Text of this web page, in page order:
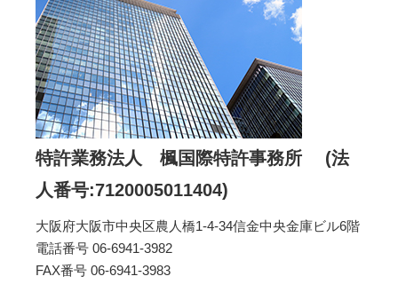
特許業務法人 楓国際特許事務所 (法
人番号:7120005011404)
大阪府大阪市中央区農人橋1-4-34信金中央金庫ビル6階
電話番号 06-6941-3982
FAX番号 06-6941-3983